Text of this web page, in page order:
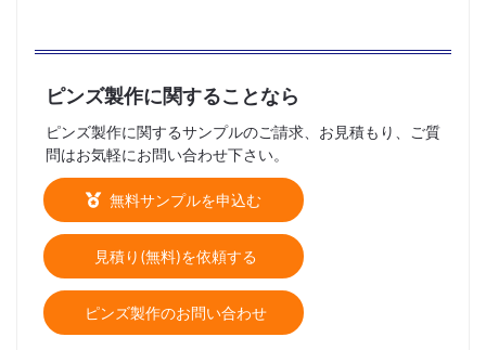
ピンズ製作に関することなら
ピンズ製作に関するサンプルのご請求、お見積もり、ご質
問はお気軽にお問い合わせ下さい。
無料サンプルを申込む
見積り(無料)を依頼する
ピンズ製作のお問い合わせ